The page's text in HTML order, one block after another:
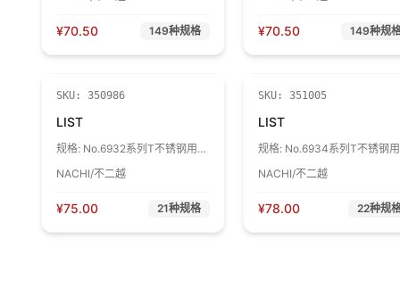
¥70.50 149种规格 ¥70.50 149种规
SKU: 350986
LIST
规格: No.6932系列T不锈钢用先
4.0X0.7 M 4.0X0.7 1盒
NACHI/不二越
¥75.00 21种规格
SKU: 351005
LIST
规格: No.6934系列T不锈钢
4.0X0.7 M 4.0X0.7 1盒
NACHI/不二越
¥78.00 22种规